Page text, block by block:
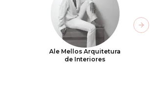
Ale Mellos Arquitetura
de Interiores